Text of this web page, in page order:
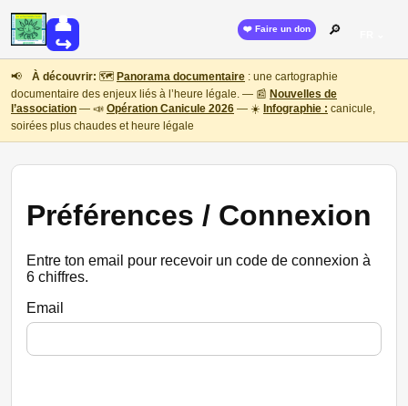
👤
↪
❤️ Faire un don 🔎
📢 À découvrir: 🗺️ Panorama documentaire : une cartographie
documentaire des enjeux liés à l’heure légale. — 📰 Nouvelles de
l’association — 📣 Opération Canicule 2026 — ☀️ Infographie : canicule,
soirées plus chaudes et heure légale
Préférences / Connexion
Entre ton email pour recevoir un code de connexion à
6 chiffres.
Email